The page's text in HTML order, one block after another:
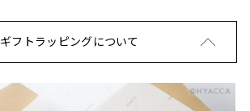
ギフトラッピングについて